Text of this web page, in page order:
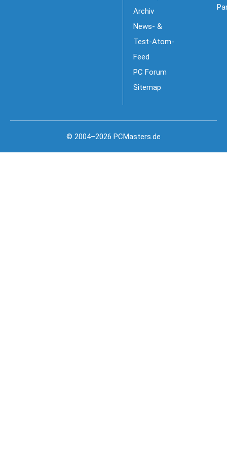
Archiv
News- &
Test-Atom-
Feed
PC Forum
Sitemap
© 2004–2026 PCMasters.de